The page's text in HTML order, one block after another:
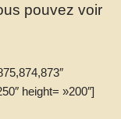
pouvez voir
height= »200″]